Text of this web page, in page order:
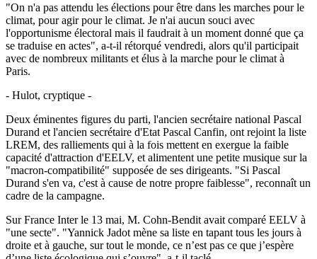
"On n'a pas attendu les élections pour être dans les marches pour le
climat, pour agir pour le climat. Je n'ai aucun souci avec
l'opportunisme électoral mais il faudrait à un moment donné que ça
se traduise en actes", a-t-il rétorqué vendredi, alors qu'il participait
avec de nombreux militants et élus à la marche pour le climat à
Paris.
- Hulot, cryptique -
Deux éminentes figures du parti, l'ancien secrétaire national Pascal
Durand et l'ancien secrétaire d'Etat Pascal Canfin, ont rejoint la liste
LREM, des ralliements qui à la fois mettent en exergue la faible
capacité d'attraction d'EELV, et alimentent une petite musique sur la
"macron-compatibilité" supposée de ses dirigeants. "Si Pascal
Durand s'en va, c'est à cause de notre propre faiblesse", reconnaît un
cadre de la campagne.
Sur France Inter le 13 mai, M. Cohn-Bendit avait comparé EELV à
"une secte". "Yannick Jadot mène sa liste en tapant tous les jours à
droite et à gauche, sur tout le monde, ce n’est pas ce que j’espère